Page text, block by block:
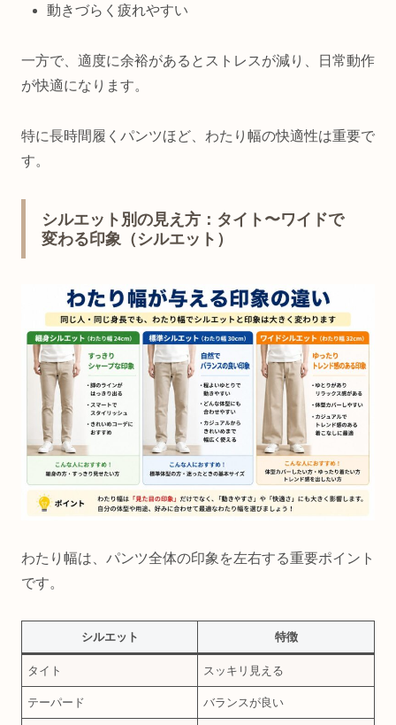
動きづらく疲れやすい
一方で、適度に余裕があるとストレスが減り、日常動作
が快適になります。
特に長時間履くパンツほど、わたり幅の快適性は重要で
す。
シルエット別の見え方：タイト〜ワイドで
変わる印象（シルエット）
わたり幅は、パンツ全体の印象を左右する重要ポイント
です。
シルエット 特徴
タイト スッキリ見える
テーパード バランスが良い